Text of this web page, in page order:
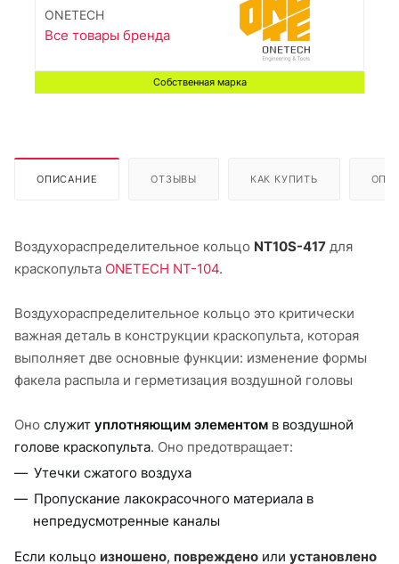
ONETECH
Все товары бренда
Собственная марка
ОПИСАНИЕ ОТЗЫВЫ КАК КУПИТЬ
Воздухораспределительное кольцо NT10S-417 для
краскопульта ONETECH NT-104.
Воздухораспределительное кольцо это критически
важная деталь в конструкции краскопульта, которая
выполняет две основные функции: изменение формы
факела распыла и герметизация воздушной головы
Оно служит уплотняющим элементом в воздушной
голове краскопульта. Оно предотвращает:
Утечки сжатого воздуха
Пропускание лакокрасочного материала в
непредусмотренные каналы
Если кольцо изношено, повреждено или установлено